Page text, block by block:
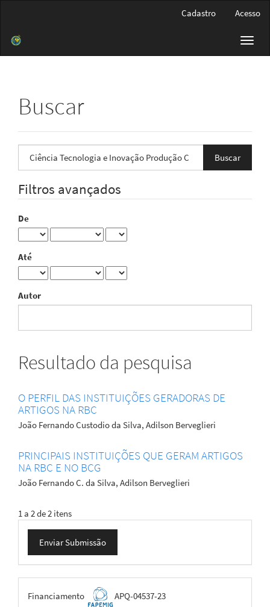
Barra
Cadastro Acesso
Buscar
termo
Filtros avançados
De
Até
Autor
Resultado da pesquisa
O PERFIL DAS INSTITUIÇÕES GERADORAS DE
ARTIGOS NA RBC
João Fernando Custodio da Silva, Adilson Berveglieri
PRINCIPAIS INSTITUIÇÕES QUE GERAM ARTIGOS
NA RBC E NO BCG
João Fernando C. da Silva, Adilson Berveglieri
1 a 2 de 2 itens
Enviar
Submissão
Enviar Submissão
FAPEMIG
Financiamento APQ-04537-23